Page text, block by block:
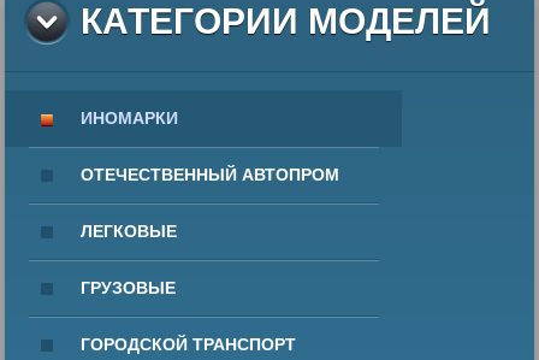
КАТЕГОРИИ МОДЕЛЕЙ
ИНОМАРКИ
ОТЕЧЕСТВЕННЫЙ АВТОПРОМ
ЛЕГКОВЫЕ
ГРУЗОВЫЕ
ГОРОДСКОЙ ТРАНСПОРТ